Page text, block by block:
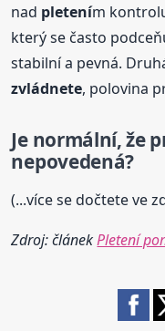
nad pletením
který se často
stabilní a pevná.
zvládnete, polovina
Je normální, že
nepovedená?
(...více se dočtete ve
Zdroj: článekPletení